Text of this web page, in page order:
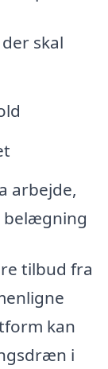
skal
arbejde,
belægning
tilbud fra
kan
i